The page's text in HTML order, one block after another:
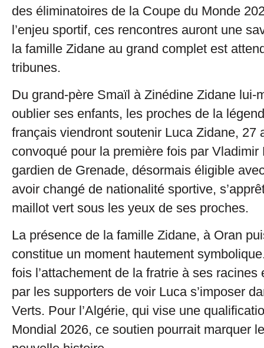
des éliminatoires de la Coupe du Monde
l’enjeu sportif, ces rencontres auront une
la famille Zidane au grand complet est
tribunes.
Du grand-père Smaïl à Zinédine Zidane lui-
oublier ses enfants, les proches de la
français viendront soutenir Luca Zidane, 27
convoqué pour la première fois par Vladimir
gardien de Grenade, désormais éligible
avoir changé de nationalité sportive,
maillot vert sous les yeux de ses proches.
La présence de la famille Zidane, à Oran
constitue un moment hautement
fois l’attachement de la fratrie à ses racines
par les supporters de voir Luca s’imposer
Verts. Pour l’Algérie, qui vise une
Mondial 2026, ce soutien pourrait marquer